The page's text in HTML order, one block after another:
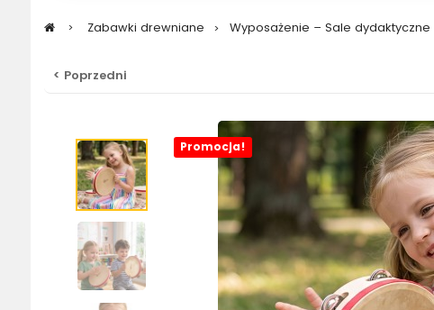
> Zabawki drewniane > Wyposażenie – Sale dydaktyczne
< Poprzedni
Promocja!